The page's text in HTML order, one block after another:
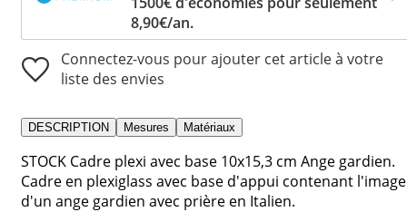
8,90€/an.
Connectez-vous pour ajouter cet article à votre
liste des envies
DESCRIPTION Mesures Matériaux
STOCK Cadre plexi avec base 10x15,3 cm Ange gardien.
Cadre en plexiglass avec base d'appui contenant l'image
d'un ange gardien avec prière en Italien.